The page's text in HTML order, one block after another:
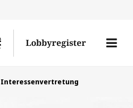
den
Lobbyregister
Menü